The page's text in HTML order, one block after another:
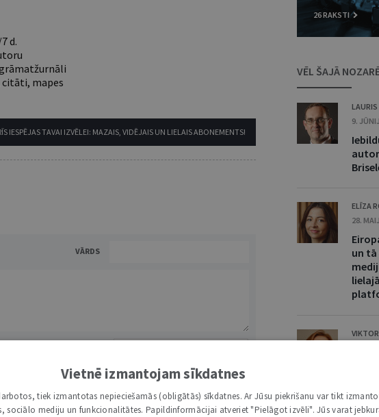
d.
citāti, mapes
IESPĒJAS TAVAI IZVĒLEI: MAZAIS, VIDĒJAIS UN LIELAIS ABONEMENTS!
VĀRDS
PIEVIENOT
26 RAKSTI
VĒL ŠAJĀ
LAURIS
9.
ELĪZA
28.
un
Vietnē izmantojam sīkdatnes
tiek izmantotas nepieciešamās (obligātās) sīkdatnes. Ar Jūsu piekrišanu var tikt
sociālo mediju un funkcionalitātes. Papildinformācijai atveriet "Pielāgot izvēli". Jūs varat